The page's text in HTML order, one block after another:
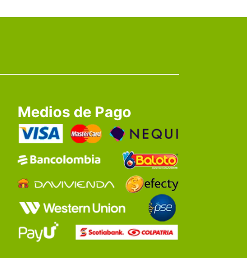
Medios de Pago